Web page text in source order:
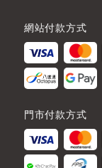
網站付款方式
門市付款方式